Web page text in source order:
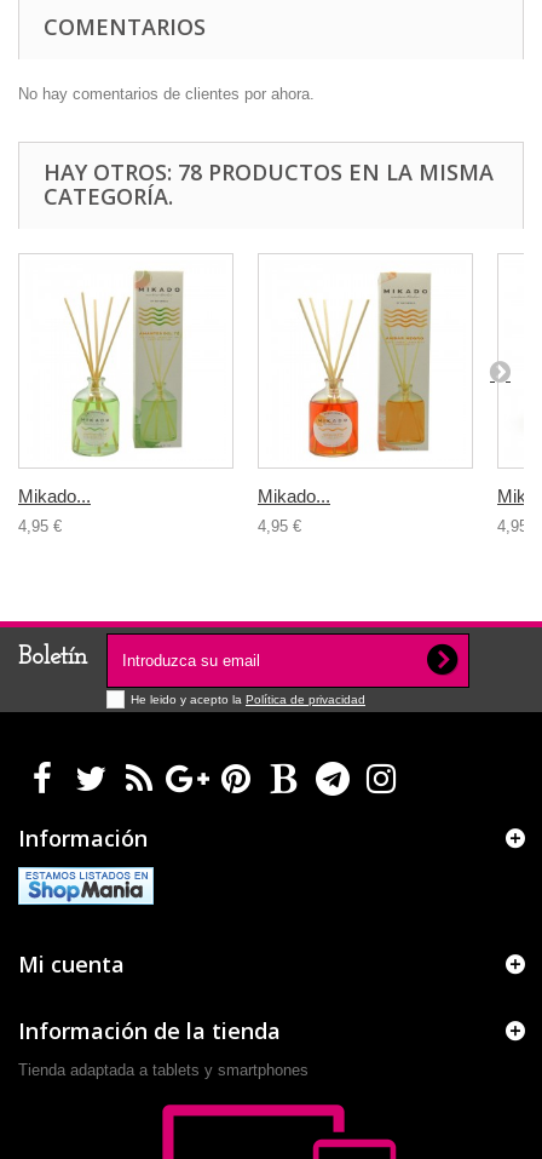
COMENTARIOS
No hay comentarios de clientes por ahora.
HAY OTROS: 78 PRODUCTOS EN LA MISMA
CATEGORÍA.
Mikado...
4,95 €
Mikado...
4,95 € 4,95 €
Boletín
He leido y acepto la Política de privacidad
Información
Mi cuenta
Información de la tienda
Tienda adaptada a tablets y smartphones